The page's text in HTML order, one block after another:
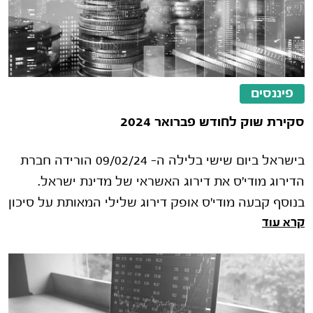
פיננסים
סקירת שוק לחודש פברואר 2024
בישראל ביום שישי בלילה ה- 09/02/24 הורידה חברת
הדירוג מודי'ס את דירוג האשראי של מדינת ישראל.
בנוסף קבעה מודי'ס אופק דירוג שלילי המאותת על סיכון
להורדת דירוג נוספת בהמש�
קרא עוד